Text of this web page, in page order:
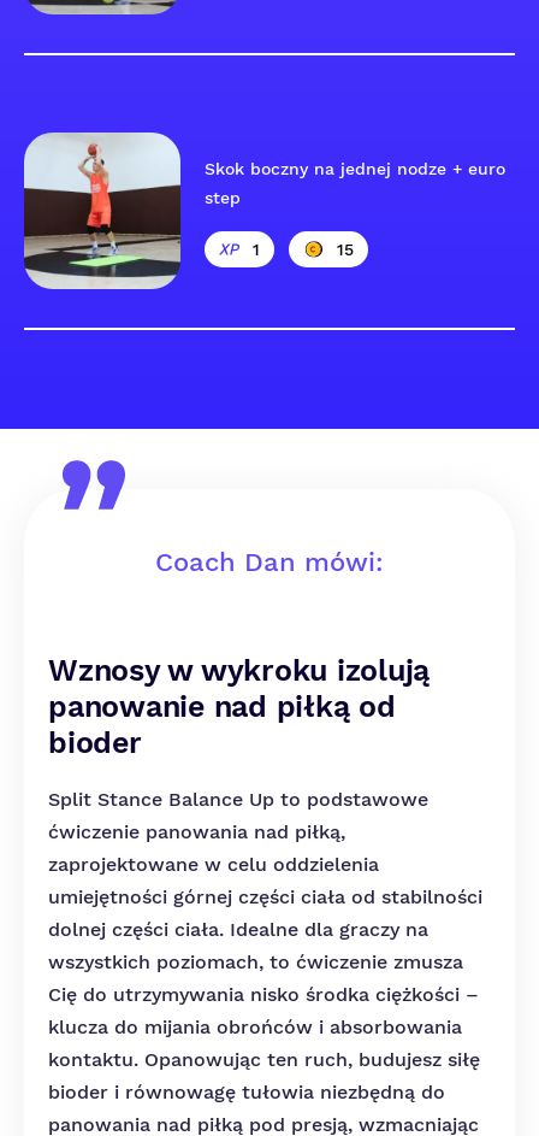
Skok boczny na jednej nodze + euro
step
1 15
Coach Dan mówi:
Wznosy w wykroku izolują
panowanie nad piłką od
bioder
Split Stance Balance Up to podstawowe
ćwiczenie panowania nad piłką,
zaprojektowane w celu oddzielenia
umiejętności górnej części ciała od stabilności
dolnej części ciała. Idealne dla graczy na
wszystkich poziomach, to ćwiczenie zmusza
Cię do utrzymywania nisko środka ciężkości –
klucza do mijania obrońców i absorbowania
kontaktu. Opanowując ten ruch, budujesz siłę
bioder i równowagę tułowia niezbędną do
panowania nad piłką pod presją, wzmacniając